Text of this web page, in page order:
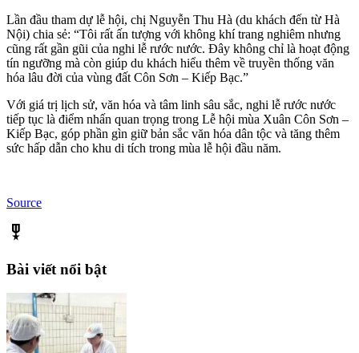
Lần đầu tham dự lễ hội, chị Nguyễn Thu Hà (du khách đến từ Hà
Nội) chia sẻ: “Tôi rất ấn tượng với không khí trang nghiêm nhưng
cũng rất gần gũi của nghi lễ rước nước. Đây không chỉ là hoạt động
tín ngưỡng mà còn giúp du khách hiểu thêm về truyền thống văn
hóa lâu đời của vùng đất Côn Sơn – Kiếp Bạc.”
Với giá trị lịch sử, văn hóa và tâm linh sâu sắc, nghi lễ rước nước
tiếp tục là điểm nhấn quan trọng trong Lễ hội mùa Xuân Côn Sơn –
Kiếp Bạc, góp phần gìn giữ bản sắc văn hóa dân tộc và tăng thêm
sức hấp dẫn cho khu di tích trong mùa lễ hội đầu năm.
Source
military_tech
Bài viết nổi bật